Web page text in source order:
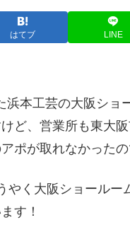
はてブ LINE
本工芸の大阪ショ
ど、営業所も東大
ポが取れなかったの
やく大阪ショール
す！